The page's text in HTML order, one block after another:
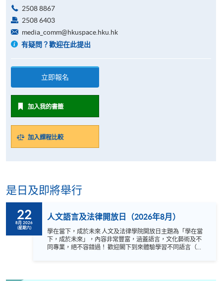
2508 8867
2508 6403
media_comm@hkuspace.hku.hk
有疑問？歡迎在此提出
立即報名
加入我的書籤
加入課程比較
是日及即將舉行
22
8月 2026
(星期六)
人文語言及法律開放日（2026年8月）
學在當下，成於未來 人文及法律學院開放日主題為「學在當
下，成於未來」，內容非常豐富，涵蓋語言，文化藝術及不
同專業，絕不容錯過！ 歡迎閣下到來體驗學習不同語言（包
的你，絕對是機會難逢。若你想瞭解心理學及相關的日常應